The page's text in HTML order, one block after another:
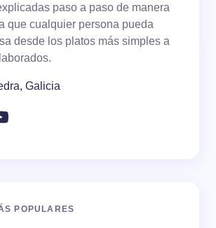
paso a paso de manera
que cualquier persona pueda
desde los platos más simples a
Galicia
POPULARES